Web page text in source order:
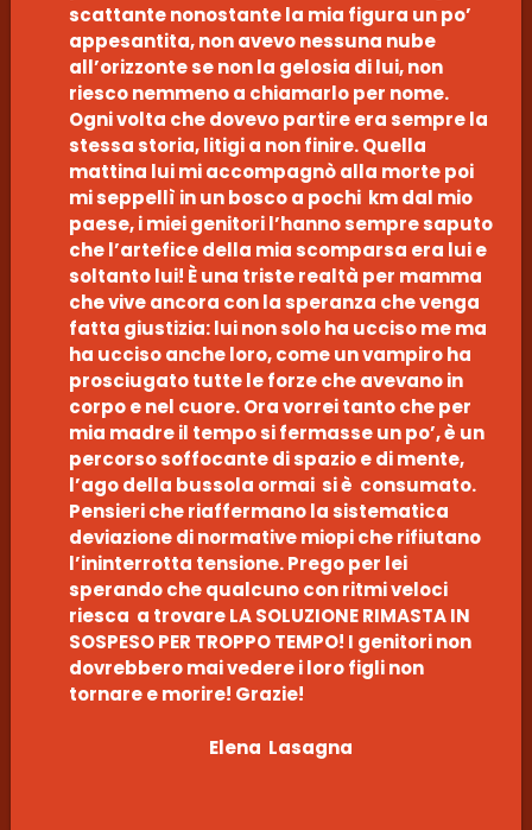
scattante nonostante la mia figura un po’
appesantita, non avevo nessuna nube
all’orizzonte se non la gelosia di lui, non
riesco nemmeno a chiamarlo per nome.
Ogni volta che dovevo partire era sempre la
stessa storia, litigi a non finire. Quella
mattina lui mi accompagnò alla morte poi
mi seppellì in un bosco a pochi km dal mio
paese, i miei genitori l’hanno sempre saputo
che l’artefice della mia scomparsa era lui e
soltanto lui! È una triste realtà per mamma
che vive ancora con la speranza che venga
fatta giustizia: lui non solo ha ucciso me ma
ha ucciso anche loro, come un vampiro ha
prosciugato tutte le forze che avevano in
corpo e nel cuore. Ora vorrei tanto che per
mia madre il tempo si fermasse un po’, è un
percorso soffocante di spazio e di mente,
l’ago della bussola ormai si è consumato.
Pensieri che riaffermano la sistematica
deviazione di normative miopi che rifiutano
l’ininterrotta tensione. Prego per lei
sperando che qualcuno con ritmi veloci
riesca a trovare LA SOLUZIONE RIMASTA IN
SOSPESO PER TROPPO TEMPO! I genitori non
dovrebbero mai vedere i loro figli non
tornare e morire! Grazie!
Elena Lasagna